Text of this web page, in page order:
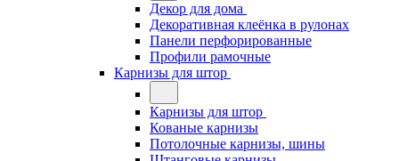
Декор для дома
Декоративная клеёнка в рулонах
Панели перфорированные
Профили рамочные
Карнизы для штор
Карнизы для штор
Кованые карнизы
Потолочные карнизы, шины